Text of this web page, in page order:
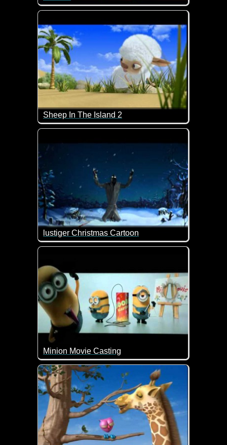
ich weiß nicht, ob man seinen besten Kumpel für
Sheep In The Island 2
Den ersten Teil mit dem kleinen Schaf auf der
lustiger Christmas Cartoon
Ich sage nur - zu früh gefreut...
Minion Movie Casting
Beim Movie Casting der Minions geht mal wieder